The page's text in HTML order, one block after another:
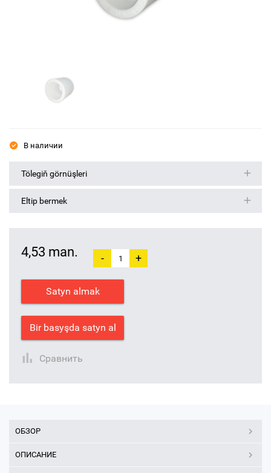
В наличии
Tölegiň görnüşleri
Eltip bermek
4,53 man. - +
Satyn almak
Bir basyşda satyn al
Сравнить
ОБЗОР
ОПИСАНИЕ